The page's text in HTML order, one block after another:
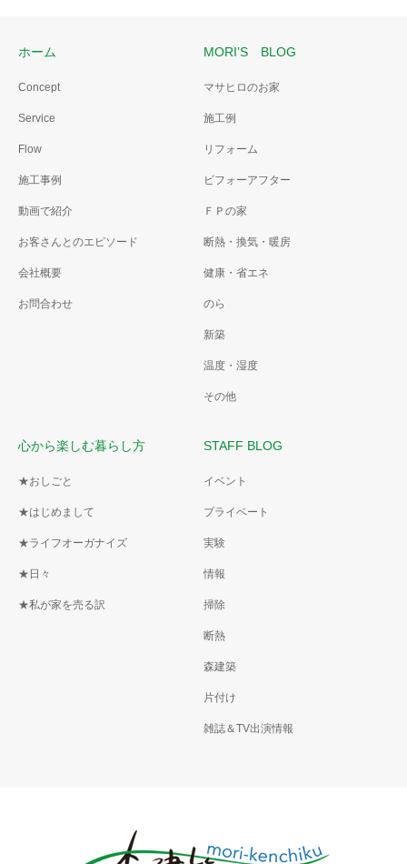
ホーム
Concept
Service
Flow
施工事例
動画で紹介
お客さんとのエピソード
会社概要
お問合わせ
MORI’S BLOG
マサヒロのお家
施工例
リフォーム
ビフォーアフター
ＦＰの家
断熱・換気・暖房
健康・省エネ
のら
新築
温度・湿度
その他
心から楽しむ暮らし方
★おしごと
★はじめまして
★ライフオーガナイズ
★日々
★私が家を売る訳
STAFF BLOG
イベント
プライベート
実験
情報
掃除
断熱
森建築
片付け
雑誌＆TV出演情報